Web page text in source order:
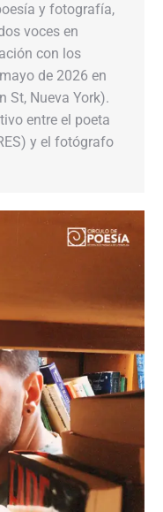
y fotografía,
voces en
con los
de 2026 en
St, Nueva York).
entre el poeta
y el fotógrafo